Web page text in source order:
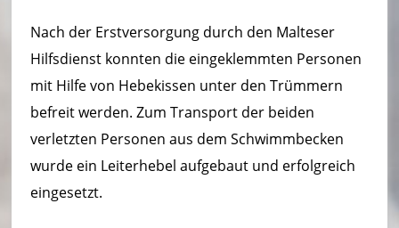
ei
n
h
ei
t
W
Nach der Erstversorgung durch den Malteser
Hilfsdienst konnten die eingeklemmten Personen
mit Hilfe von Hebekissen unter den Trümmern
befreit werden. Zum Transport der beiden
verletzten Personen aus dem Schwimmbecken
wurde ein Leiterhebel aufgebaut und erfolgreich
eingesetzt.